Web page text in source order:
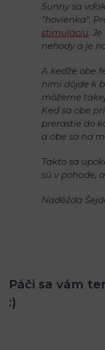
Sunny sa
"hovienka".
stimuláciu.
nehody a je
A keďže obe
nimi dôjde k
môžeme
Keď sa obe
prerastie do
a obe sa na
Takto sa
sú v pohode,
Naděžda
Páči sa vám
:)